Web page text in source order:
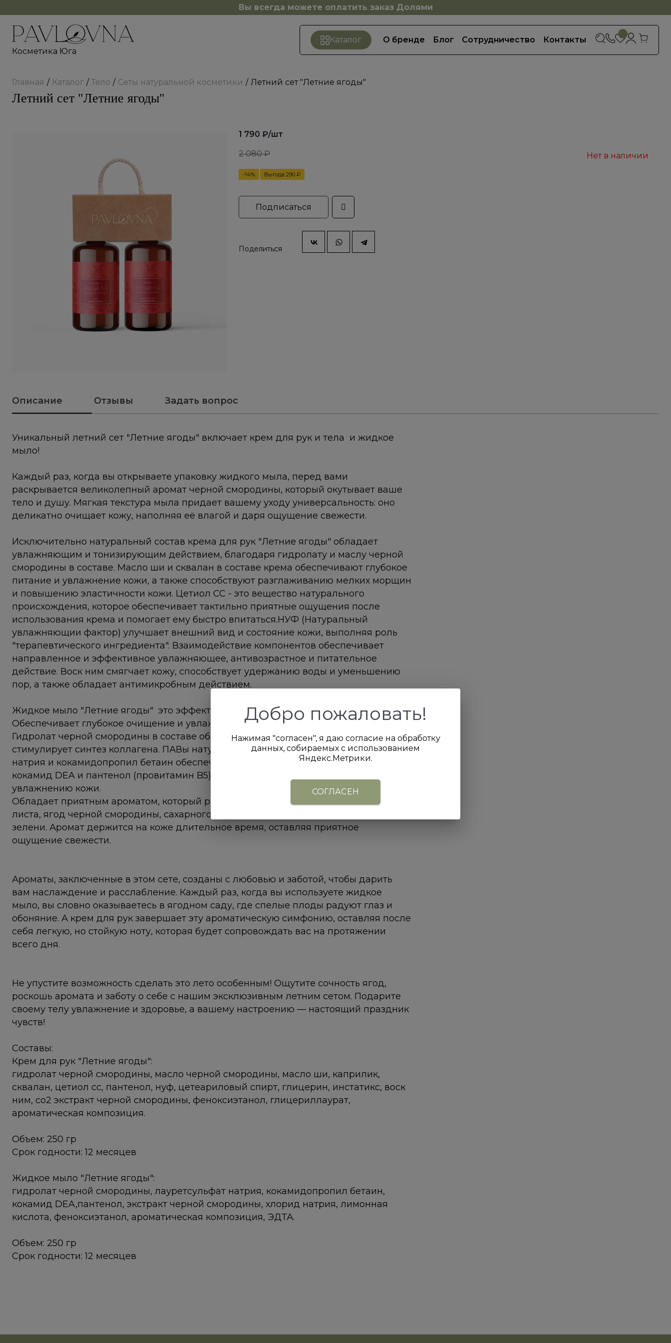
Вы всегда можете оплатить заказ Долями
Косметика Юга
Каталог О бренде Блог Сотрудничество Контакты
Главная Каталог Тело Сеты натуральной косметики Летний сет "Летние ягоды"
Летний сет "Летние ягоды"
1 790 ₽/шт
2 080₽
-14% Выгода 290 ₽
Нет в наличии
Подписаться
Поделиться
Описание Отзывы Задать вопрос
Уникальный летний сет "Летние ягоды" включает крем для рук и тела и жидкое
мыло!
Каждый раз, когда вы открываете упаковку жидкого мыла, перед вами
раскрывается великолепный аромат черной смородины, который окутывает ваше
тело и душу. Мягкая текстура мыла придает вашему уходу универсальность: оно
деликатно очищает кожу, наполняя её влагой и даря ощущение свежести.
Исключительно натуральный состав крема для рук "Летние ягоды" обладает
увлажняющим и тонизирующим действием, благодаря гидролату и маслу черной
смородины в составе. Масло ши и сквалан в составе крема обеспечивают глубокое
питание и увлажнение кожи, а также способствуют разглаживанию мелких морщин
и повышению эластичности кожи. Цетиол СС - это вещество натурального
происхождения, которое обеспечивает тактильно приятные ощущения после
использования крема и помогает ему быстро впитаться.НУФ (Натуральный
увлажняющии фактор) улучшает внешний вид и состояние кожи, выполняя роль
"терапевтического ингредиента". Взаимодействие компонентов обеспечивает
направленное и эффективное увлажняющее, антивозрастное и питательное
действие. Воск ним смягчает кожу, способствует удержанию воды и уменьшению
пор, а также обладает антимикробным действием.
Жидкое мыло "Летние ягоды" это эффективное средство для ухода за руками.
Обеспечивает глубокое очищение и увлажнение кожи, делая ее мягкой и гладкой.
Гидролат черной смородины в составе обладает антиоксидантными свойствами и
стимулирует синтез коллагена. ПАВы натурального происхождения: лауретсульфат
натрия и кокамидопропил бетаин обеспечивают эффективное очищение, а
кокамид DEA и пантенол (провитамин B5) способствуют восстановлению и
увлажнению кожи.
Обладает приятным ароматом, который раскрывается нотами смородинового
листа, ягод черной смородины, сахарного сиропа, пурпурной розы и свежей
зелени. Аромат держится на коже длительное время, оставляя приятное
ощущение свежести.
Ароматы, заключенные в этом сете, созданы с любовью и заботой, чтобы дарить
вам наслаждение и расслабление. Каждый раз, когда вы используете жидкое
мыло, вы словно оказываетесь в ягодном саду, где спелые плоды радуют глаз и
обоняние. А крем для рук завершает эту ароматическую симфонию, оставляя после
себя легкую, но стойкую ноту, которая будет сопровождать вас на протяжении
всего дня.
Не упустите возможность сделать это лето особенным! Ощутите сочность ягод,
роскошь аромата и заботу о себе с нашим эксклюзивным летним сетом. Подарите
своему телу увлажнение и здоровье, а вашему настроению — настоящий праздник
чувств!
Составы:
Крем для рук "Летние ягоды":
гидролат черной смородины, масло черной смородины, масло ши, каприлик,
сквалан, цетиол сс, пантенол, нуф, цетеариловый спирт, глицерин, инстатикс, воск
ним, со2 экстракт черной смородины, феноксиэтанол, глицериллаурат,
ароматическая композиция.
Объем: 250 гр
Срок годности: 12 месяцев
Жидкое мыло "Летние ягоды":
гидролат черной смородины, лауретсульфат натрия, кокамидопропил бетаин,
кокамид DEA,пантенол, экстракт черной смородины, хлорид натрия, лимонная
кислота, феноксиэтанол, ароматическая композиция, ЭДТА.
Объем: 250 гр
Срок годности: 12 месяцев
Добро пожаловать!
Нажимая "согласен", я даю согласие на обработку
данных, собираемых с использованием
Яндекс.Метрики.
СОГЛАСЕН